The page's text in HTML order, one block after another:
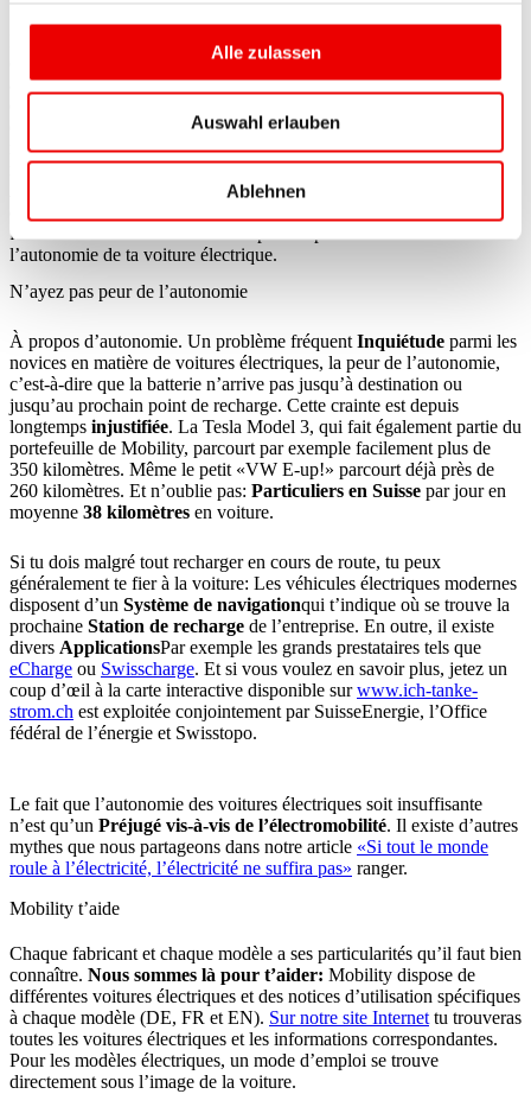
Alle zulassen
Auswahl erlauben
Ablehnen
Les véhicules électriques réagissent en raison de leur
disponible immédiatementdonc particulièrement sensible aux
accélérations et aux freinages brusques. Une conduite rude peut
en réduisant l’autonomie. Essayez donc d’accélérer doucement et de
maintenir une vitesse aussi régulière que possible. Ainsi, tu
ménageras non seulement la batterie, mais aussimaximiseaussi les
. Cela vaut d’ailleurs aussi pour les voitures équipées
faut faire attention en conduisant pour exploiter au maximum
l’autonomie de ta voiture électrique.
N’ayez pas peur de l’autonomie
À propos d’autonomie. Un problème fréquent Inquiétude parmi les
novices en matière de voitures électriques, la peur de l’autonomie,
c’est-à-dire que la batterie n’arrive pas jusqu’à destination ou
jusqu’au prochain point de recharge. Cette crainte est depuis
longtemps injustifiée. La Tesla Model 3, qui fait également partie du
portefeuille de Mobility, parcourt par exemple facilement plus de
350 kilomètres. Même le petit «VW E-up!» parcourt déjà près de
260 kilomètres. Et n’oublie pas: Particuliers en Suisse par jour en
moyenne 38 kilomètres en voiture.
Si tu dois malgré tout recharger en cours de route, tu peux
généralement te fier à la voiture: Les véhicules électriques modernes
disposent d’un Système de navigationqui t’indique où se trouve la
prochaine Station de recharge de l’entreprise. En outre, il existe
divers ApplicationsPar exemple les grands prestataires tels que
eCharge ou Swisscharge. Et si vous voulez en savoir plus, jetez un
coup d’œil à la carte interactive disponible surwww.ich-tanke-
strom.ch est exploitée conjointement par SuisseEnergie, l’Office
fédéral de l’énergie et Swisstopo.
Le fait que l’autonomie des voitures électriques soit insuffisante
n’est qu’un Préjugé vis-à-vis de l’électromobilité. Il existe d’autres
mythes que nous partageons dans notre article «Si tout le monde
roule à l’électricité, l’électricité ne suffira pas» ranger.
Mobility t’aide
Chaque fabricant et chaque modèle a ses particularités qu’il faut bien
connaître. Nous sommes là pour t’aider: Mobility dispose de
différentes voitures électriques et des notices d’utilisation spécifiques
à chaque modèle (DE, FR et EN). Sur notre site Internet tu trouveras
toutes les voitures électriques et les informations correspondantes.
Pour les modèles électriques, un mode d’emploi se trouve
directement sous l’image de la voiture.